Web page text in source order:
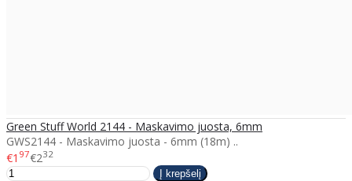
Green Stuff World 2144 - Maskavimo juosta, 6mm
GWS2144 - Maskavimo juosta - 6mm (18m) ..
€1 97€232